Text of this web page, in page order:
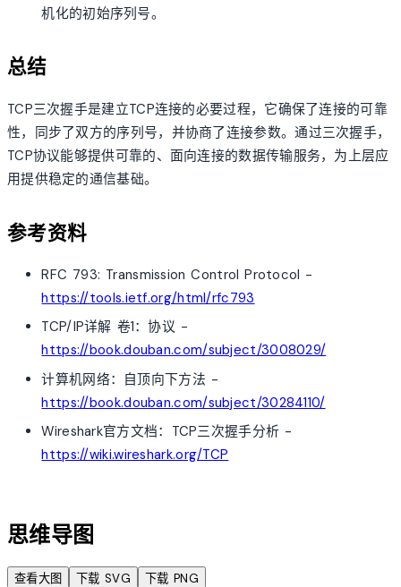
机化的初始序列号。
总结
TCP三次握手是建立TCP连接的必要过程，它确保了连接的可靠
性，同步了双方的序列号，并协商了连接参数。通过三次握手，
TCP协议能够提供可靠的、面向连接的数据传输服务，为上层应
用提供稳定的通信基础。
参考资料
RFC 793: Transmission Control Protocol -
https://tools.ietf.org/html/rfc793
TCP/IP详解 卷1：协议 -
https://book.douban.com/subject/3008029/
计算机网络：自顶向下方法 -
https://book.douban.com/subject/30284110/
Wireshark官方文档：TCP三次握手分析 -
https://wiki.wireshark.org/TCP
思维导图
查看大图 下载 SVG 下载 PNG